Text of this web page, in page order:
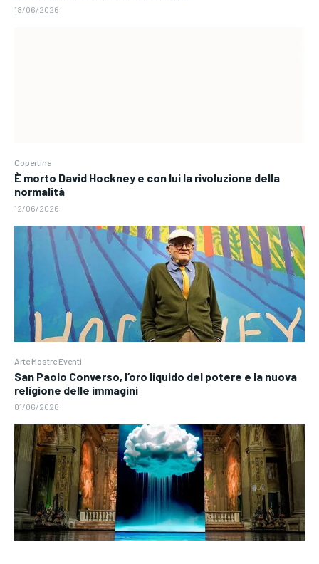
18/06/2026
Copertina
È morto David Hockney e con lui la rivoluzione della
normalità
12/06/2026
Arte Mostre Eventi
San Paolo Converso, l’oro liquido del potere e la nuova
religione delle immagini
01/06/2026